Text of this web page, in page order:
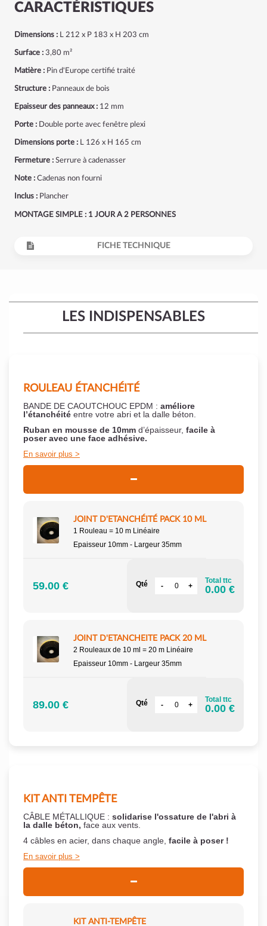
CARACTÉRISTIQUES
Dimensions : L 212 x P 183 x H 203 cm
Surface : 3,80 m²
Matière : Pin d'Europe certifié traité
Structure : Panneaux de bois
Epaisseur des panneaux : 12 mm
Porte : Double porte avec fenêtre plexi
Dimensions porte : L 126 x H 165 cm
Fermeture : Serrure à cadenasser
Note : Cadenas non fourni
Inclus : Plancher
MONTAGE SIMPLE : 1 JOUR A 2 PERSONNES
FICHE TECHNIQUE
LES INDISPENSABLES
ROULEAU ÉTANCHÉITÉ
BANDE DE CAOUTCHOUC EPDM : améliore
l’étanchéité entre votre abri et la dalle béton.
Ruban en mousse de 10mm d’épaisseur, facile à
poser avec une face adhésive.
En savoir plus
JOINT D'ETANCHÉITÉ PACK 10 ML
1 Rouleau = 10 m Linéaire
Epaisseur 10mm - Largeur 35mm
59.00 € Qté Total ttc
0.00 €
JOINT D'ETANCHEITE PACK 20 ML
2 Rouleaux de 10 ml = 20 m Linéaire
Epaisseur 10mm - Largeur 35mm
89.00 € Qté Total ttc
0.00 €
KIT ANTI TEMPÊTE
CÂBLE MÉTALLIQUE : solidarise l'ossature de l'abri à
la dalle béton, face aux vents.
4 câbles en acier, dans chaque angle, facile à poser !
En savoir plus
KIT ANTI-TEMPÊTE